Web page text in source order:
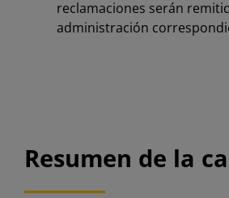
reclamaciones serán
administración
Resumen de la